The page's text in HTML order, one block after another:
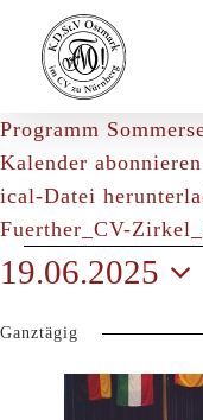
Inhalt
springen
Programm
Kalender abonnieren
ical-Datei
Fuerther_CV-
19.06.2025
wählen.
Ganztägig